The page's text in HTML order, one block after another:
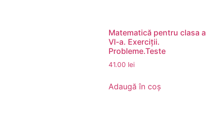
Matematică pentru clasa a
VI-a. Exerciții.
Probleme.Teste
41.00 lei
Adaugă în coș